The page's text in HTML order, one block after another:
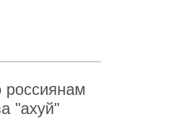
"ахуй"